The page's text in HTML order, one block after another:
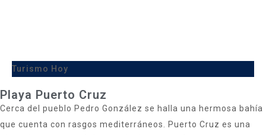
Turismo Hoy
Playa Puerto Cruz
Cerca del pueblo Pedro González se halla una hermosa bahía
que cuenta con rasgos mediterráneos. Puerto Cruz es una